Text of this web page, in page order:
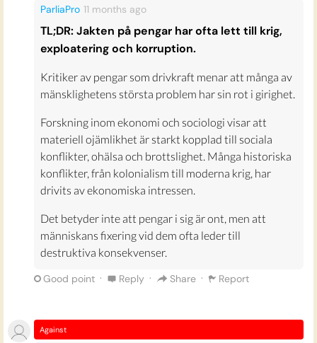
ParliaPro 11 months ago
TL;DR: Jakten på pengar har ofta lett till krig,
exploatering och korruption.
Kritiker av pengar som drivkraft menar att många av
mänsklighetens största problem har sin rot i girighet.
Forskning inom ekonomi och sociologi visar att
materiell ojämlikhet är starkt kopplad till sociala
konflikter, ohälsa och brottslighet. Många historiska
konflikter, från kolonialism till moderna krig, har
drivits av ekonomiska intressen.
Det betyder inte att pengar i sig är ont, men att
människans fixering vid dem ofta leder till
destruktiva konsekvenser.
Good point · Reply · Share · Report
Against